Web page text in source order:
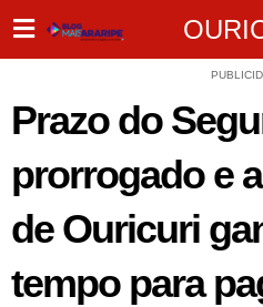
Prazo do
prorrogado e
de Ouricuri
tempo para